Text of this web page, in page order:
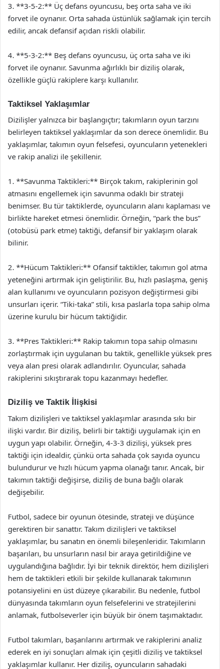
3. **3-5-2:** Üç defans oyuncusu, beş orta saha ve iki
forvet ile oynanır. Orta sahada üstünlük sağlamak için tercih
edilir, ancak defansif açıdan riskli olabilir.
4. **5-3-2:** Beş defans oyuncusu, üç orta saha ve iki
forvet ile oynanır. Savunma ağırlıklı bir diziliş olarak,
özellikle güçlü rakiplere karşı kullanılır.
Taktiksel Yaklaşımlar
Dizilişler yalnızca bir başlangıçtır; takımların oyun tarzını
belirleyen taktiksel yaklaşımlar da son derece önemlidir. Bu
yaklaşımlar, takımın oyun felsefesi, oyuncuların yetenekleri
ve rakip analizi ile şekillenir.
1. **Savunma Taktikleri:** Birçok takım, rakiplerinin gol
atmasını engellemek için savunma odaklı bir strateji
benimser. Bu tür taktiklerde, oyuncuların alanı kaplaması ve
birlikte hareket etmesi önemlidir. Örneğin, “park the bus”
(otobüsü park etme) taktiği, defansif bir yaklaşım olarak
bilinir.
2. **Hücum Taktikleri:** Ofansif taktikler, takımın gol atma
yeteneğini artırmak için geliştirilir. Bu, hızlı paslaşma, geniş
alan kullanımı ve oyuncuların pozisyon değiştirmesi gibi
unsurları içerir. “Tiki-taka” stili, kısa paslarla topa sahip olma
üzerine kurulu bir hücum taktiğidir.
3. **Pres Taktikleri:** Rakip takımın topa sahip olmasını
zorlaştırmak için uygulanan bu taktik, genellikle yüksek pres
veya alan presi olarak adlandırılır. Oyuncular, sahada
rakiplerini sıkıştırarak topu kazanmayı hedefler.
Diziliş ve Taktik İlişkisi
Takım dizilişleri ve taktiksel yaklaşımlar arasında sıkı bir
ilişki vardır. Bir diziliş, belirli bir taktiği uygulamak için en
uygun yapı olabilir. Örneğin, 4-3-3 dizilişi, yüksek pres
taktiği için idealdir, çünkü orta sahada çok sayıda oyuncu
bulundurur ve hızlı hücum yapma olanağı tanır. Ancak, bir
takımın taktiği değişirse, diziliş de buna bağlı olarak
değişebilir.
Futbol, sadece bir oyunun ötesinde, strateji ve düşünce
gerektiren bir sanattır. Takım dizilişleri ve taktiksel
yaklaşımlar, bu sanatın en önemli bileşenleridir. Takımların
başarıları, bu unsurların nasıl bir araya getirildiğine ve
uygulandığına bağlıdır. İyi bir teknik direktör, hem dizilişleri
hem de taktikleri etkili bir şekilde kullanarak takımının
potansiyelini en üst düzeye çıkarabilir. Bu nedenle, futbol
dünyasında takımların oyun felsefelerini ve stratejilerini
anlamak, futbolseverler için büyük bir önem taşımaktadır.
Futbol takımları, başarılarını artırmak ve rakiplerini analiz
ederek en iyi sonuçları almak için çeşitli diziliş ve taktiksel
yaklaşımlar kullanır. Her diziliş, oyuncuların sahadaki